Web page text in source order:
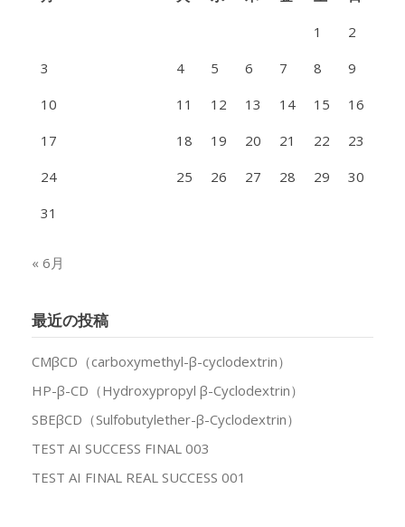
1
2
3
4 5 6 7 8
9
10
11 12 13 14 15
16
17
18 19 20 21 22
23
24
25 26 27 28 29
30
31
« 6月
最近の投稿
CMβCD（carboxymethyl-β-cyclodextrin）
HP-β-CD（Hydroxypropyl β-Cyclodextrin）
SBEβCD（Sulfobutylether-β-Cyclodextrin）
TEST AI SUCCESS FINAL 003
TEST AI FINAL REAL SUCCESS 001